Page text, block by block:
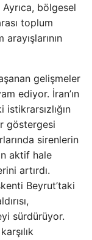
bölgesel
toplum
gelişmeler
ediyor. İran’ın
istikrarsızlığın
göstergesi
sirenlerin
aktif hale
artırdı.
Beyrut’taki
sürdürüyor.